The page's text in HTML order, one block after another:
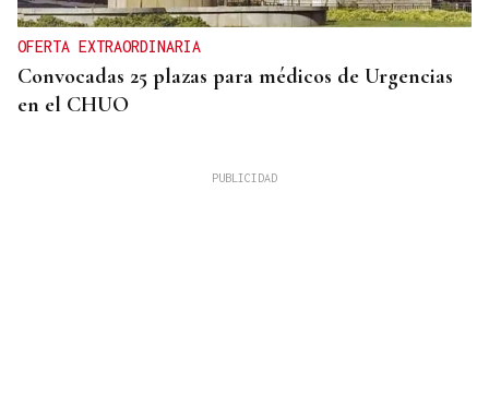
OFERTA EXTRAORDINARIA
Convocadas 25 plazas para médicos de Urgencias
en el CHUO